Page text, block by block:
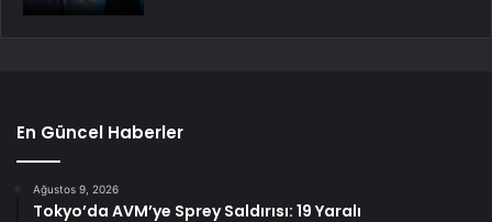
En Güncel Haberler
Ağustos 9, 2026
Tokyo’da AVM’ye Sprey Saldırısı: 19 Yaralı